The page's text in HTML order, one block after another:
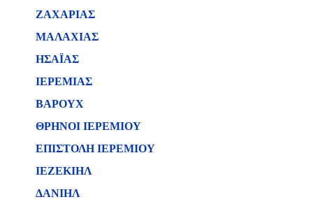
ΖΑΧΑΡΙΑΣ
ΜΑΛΑΧΙΑΣ
ΗΣΑΪΑΣ
ΙΕΡΕΜΙΑΣ
ΒΑΡΟΥΧ
ΘΡΗΝΟΙ ΙΕΡΕΜΙΟΥ
ΕΠΙΣΤΟΛΗ ΙΕΡΕΜΙΟΥ
ΙΕΖΕΚΙΗΛ
ΔΑΝΙΗΛ